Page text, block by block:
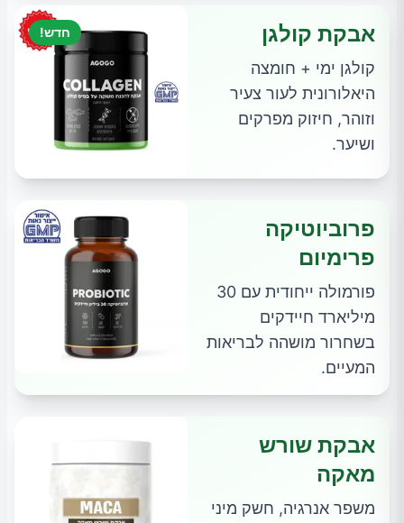
חדש! אבקת קולגן
קולגן ימי + חומצה
היאלורונית לעור צעיר
וזוהר, חיזוק מפרקים
ושיער.
פרוביוטיקה
פרימיום
פורמולה ייחודית עם 30
מיליארד חיידקים
בשחרור מושהה לבריאות
המעיים.
אבקת שורש
מאקה
משפר אנרגיה, חשק מיני